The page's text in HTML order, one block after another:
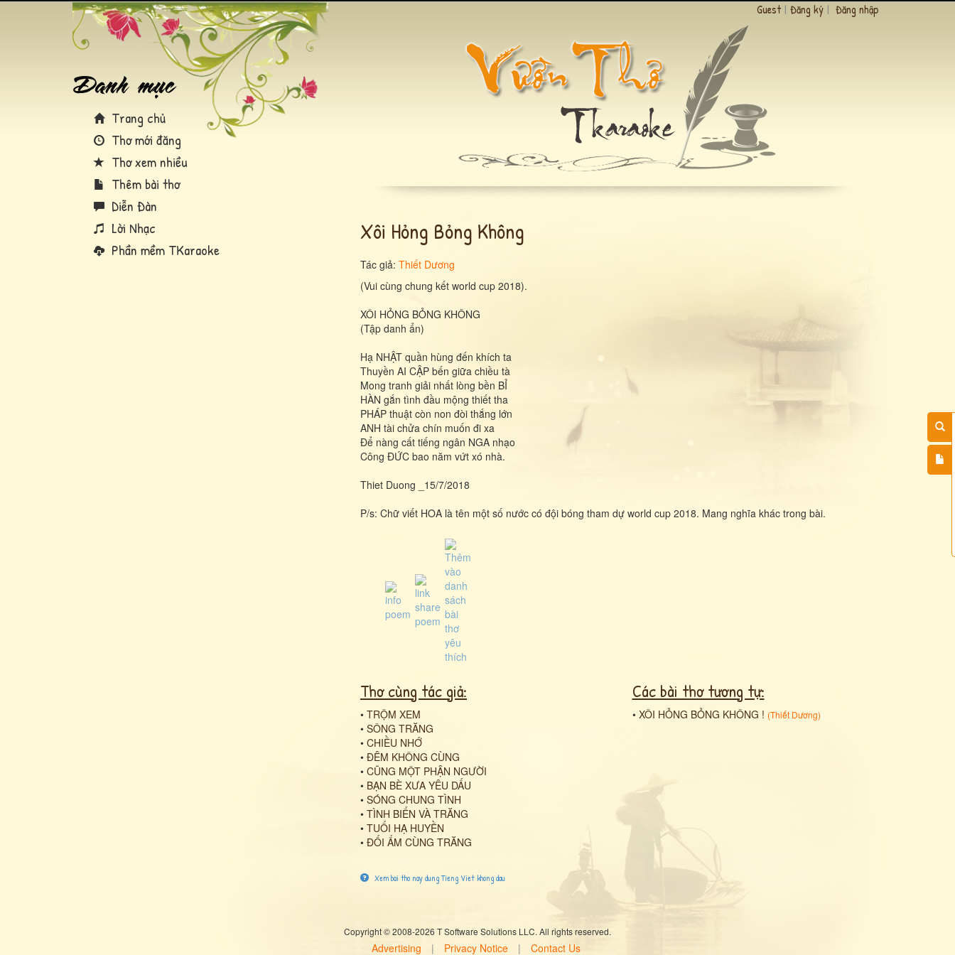
Trang chủ
Thơ mới đăng
Thơ xem nhiều
Thêm bài thơ
Diễn Đàn
Lời Nhạc
Phần mềm TKaraoke
Guest | Đăng ký | Đăng nhập
Xôi Hỏng Bỏng Không
Tác giả: Thiết Dương
(Vui cùng chung kết world cup 2018).
XÔI HỎNG BỎNG KHÔNG
(Tập danh ẩn)
Hạ NHẬT quần hùng đến khích ta
Thuyền AI CẬP bến giữa chiều tà
Mong tranh giải nhất lòng bền BỈ
HÀN gắn tình đầu mộng thiết tha
PHÁP thuật còn non đòi thắng lớn
ANH tài chửa chín muốn đi xa
Để nàng cất tiếng ngân NGA nhạo
Công ĐỨC bao năm vứt xó nhà.
Thiet Duong _15/7/2018
P/s: Chữ viết HOA là tên một số nước có đội bóng tham dự world cup 2018. Mang nghĩa khác trong bài.
Thơ cùng tác giả:
• TRỘM XEM
• SÔNG TRĂNG
• CHIỀU NHỚ
• ĐÊM KHÔNG CÙNG
• CŨNG MỘT PHẬN NGƯỜI
• BẠN BÈ XƯA YÊU DẤU
• SÓNG CHUNG TÌNH
• TÌNH BIỂN VÀ TRĂNG
• TUỔI HẠ HUYỀN
• ĐỐI ẨM CÙNG TRĂNG
Các bài thơ tương tự:
• XÔI HỎNG BỎNG KHÔNG ! (Thiết Dương)
Xem bai tho nay dung Tieng Viet khong dau
Copyright © 2008-2026 T Software Solutions LLC. All rights reserved.
Advertising | Privacy Notice | Contact Us